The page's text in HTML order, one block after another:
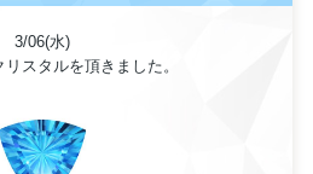
3/06(水)
スタルを頂きました。